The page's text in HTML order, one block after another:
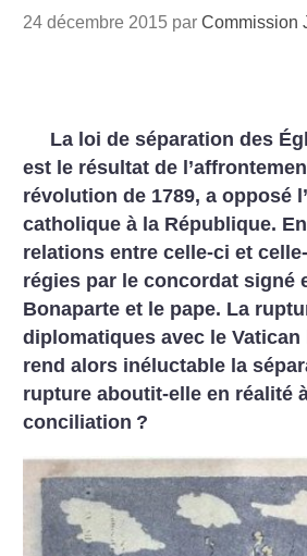
24 décembre 2015 parCommission
La loi de séparation des
est le résultat de
révolution de 1789, a opposé
catholique à la République.
relations entre celle-ci et
régies par le concordat signé
Bonaparte et le pape. La
diplomatiques avec le Vatican
rend alors inéluctable la
rupture aboutit-elle en réalité
conciliation ?